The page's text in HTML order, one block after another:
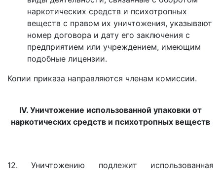
наркотических средств и психотропных
веществ с правом их уничтожения, указывают
номер договора и дату его заключения с
предприятием или учреждением, имеющим
подобные лицензии.
Копии приказа направляются членам комиссии.
IV. Уничтожение использованной упаковки от
наркотических средств и психотропных веществ
12. Уничтожению подлежит использованная